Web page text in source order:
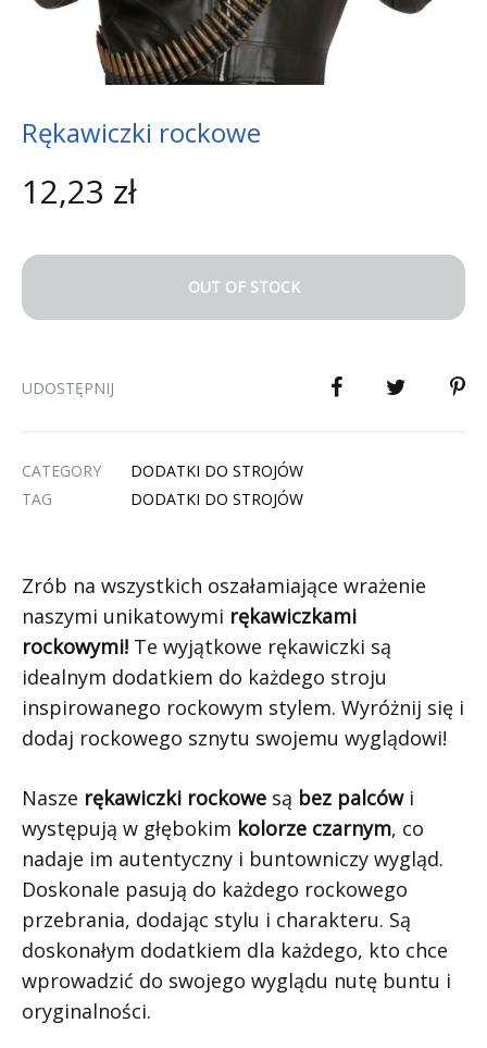
Rękawiczki rockowe
12,23 zł
OUT OF STOCK
UDOSTĘPNIJ
CATEGORY
DODATKI DO STROJÓW
TAG
DODATKI DO STROJÓW
Zrób na wszystkich oszałamiające wrażenie
naszymi unikatowymi rękawiczkami
rockowymi! Te wyjątkowe rękawiczki są
idealnym dodatkiem do każdego stroju
inspirowanego rockowym stylem. Wyróżnij się i
dodaj rockowego sznytu swojemu wyglądowi!
Nasze rękawiczki rockowe są bez palcówi
występują w głębokim kolorze czarnym, co
nadaje im autentyczny i buntowniczy wygląd.
Doskonale pasują do każdego rockowego
przebrania, dodając stylu i charakteru. Są
doskonałym dodatkiem dla każdego, kto chce
wprowadzić do swojego wyglądu nutę buntu i
oryginalności.